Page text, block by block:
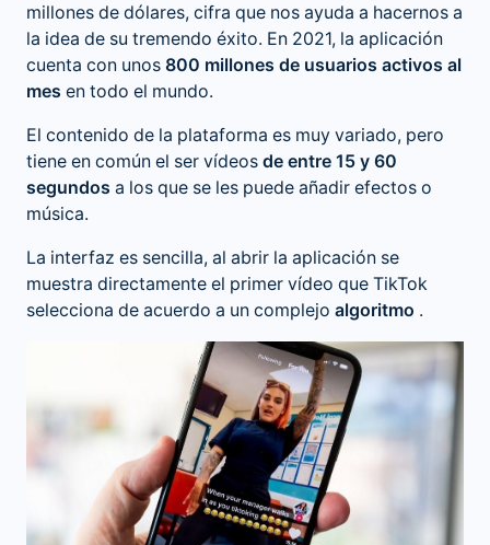
millones de dólares, cifra que nos ayuda a hacernos a
la idea de su tremendo éxito. En 2021, la aplicación
cuenta con unos 800 millones de usuarios activos al
mes en todo el mundo.
El contenido de la plataforma es muy variado, pero
tiene en común el ser vídeos de entre 15 y 60
segundos a los que se les puede añadir efectos o
música.
La interfaz es sencilla, al abrir la aplicación se
muestra directamente el primer vídeo que TikTok
selecciona de acuerdo a un complejo algoritmo .